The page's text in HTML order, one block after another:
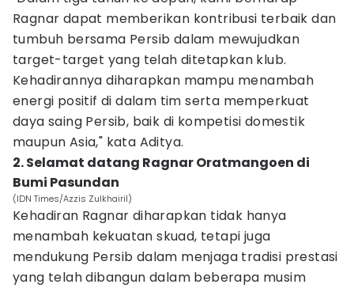
Ragnar dapat memberikan kontribusi terbaik dan
tumbuh bersama Persib dalam mewujudkan
target-target yang telah ditetapkan klub.
Kehadirannya diharapkan mampu menambah
energi positif di dalam tim serta memperkuat
daya saing Persib, baik di kompetisi domestik
maupun Asia," kata Aditya.
2. Selamat datang Ragnar Oratmangoen di
Bumi Pasundan
(IDN Times/Azzis Zulkhairil)
Kehadiran Ragnar diharapkan tidak hanya
menambah kekuatan skuad, tetapi juga
mendukung Persib dalam menjaga tradisi prestasi
yang telah dibangun dalam beberapa musim